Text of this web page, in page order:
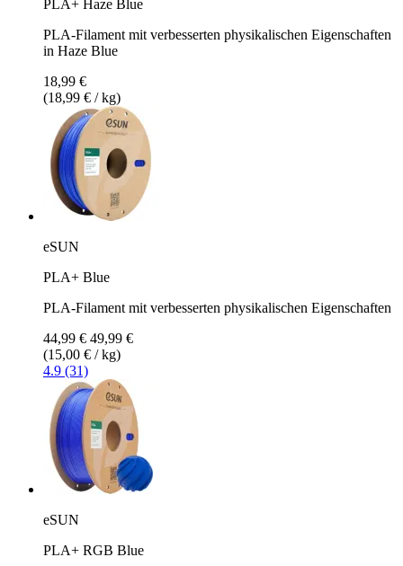
PLA+ Haze Blue
PLA-Filament mit verbesserten physikalischen Eigenschaften
in Haze Blue
18,99 €
(18,99 € / kg)
eSUN
PLA+ Blue
PLA-Filament mit verbesserten physikalischen Eigenschaften
44,99 € 49,99 €
(15,00 € / kg)
4.9 (31)
eSUN
PLA+ RGB Blue